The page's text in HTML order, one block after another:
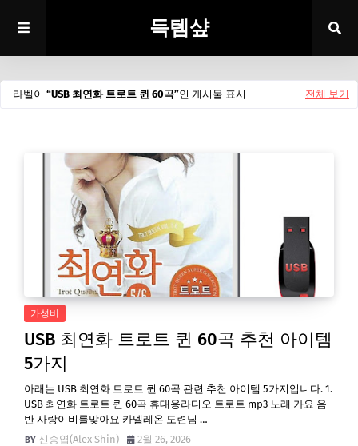
득템샾
라벨이 USB 최연화 트로트 퀸 60곡 인 게시물 표시 전체 보기
가성비
USB 최연화 트로트 퀸 60곡 추천 아이템
5가지
아래는 USB 최연화 트로트 퀸 60곡 관련 추천 아이템 5가지입니다. 1.
USB 최연화 트로트 퀸 60곡 휴대용라디오 트로트 mp3 노래 가요 음
반 사랑이비를맞아요 카멜레온 도련님 …
신승엽(Alex Shin)
2월 26, 2026